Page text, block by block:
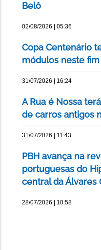
Belô
02/08/2026 | 05:36
Copa Centenário
módulos neste
31/07/2026 | 16:24
A Rua é Nossa
de carros antigos
31/07/2026 | 11:43
PBH avança na
portuguesas do
central da Álvares
28/07/2026 | 10:58